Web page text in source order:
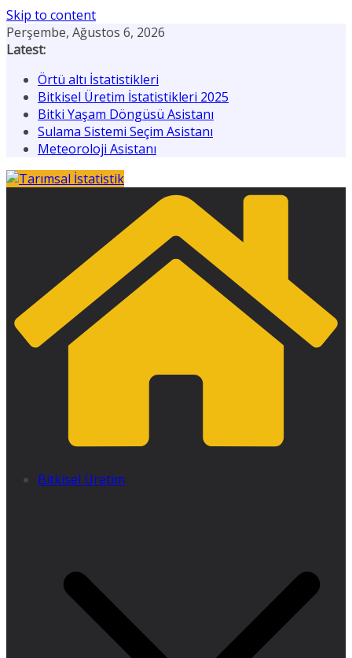
Skip to content
Perşembe, Ağustos 6, 2026
Latest:
Örtü altı İstatistikleri
Bitkisel Üretim İstatistikleri 2025
Bitki Yaşam Döngüsü Asistanı
Sulama Sistemi Seçim Asistanı
Meteoroloji Asistanı
Bitkisel Üretim